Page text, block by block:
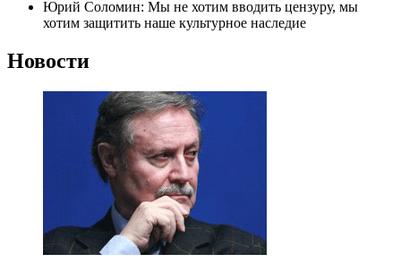
Юрий Соломин: Мы не хотим вводить цензуру, мы
хотим защитить наше культурное наследие
Новости